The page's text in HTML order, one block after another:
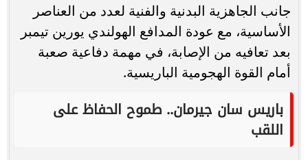
جانب الجاهزية البدنية والفنية لعدد من العناصر
الأساسية، مع عودة المدافع الهولندي يورين تيمبر
بعد تعافيه من الإصابة، في مهمة دفاعية صعبة
أمام القوة الهجومية الباريسية.
باريس سان جيرمان.. طموح الحفاظ على
اللقب